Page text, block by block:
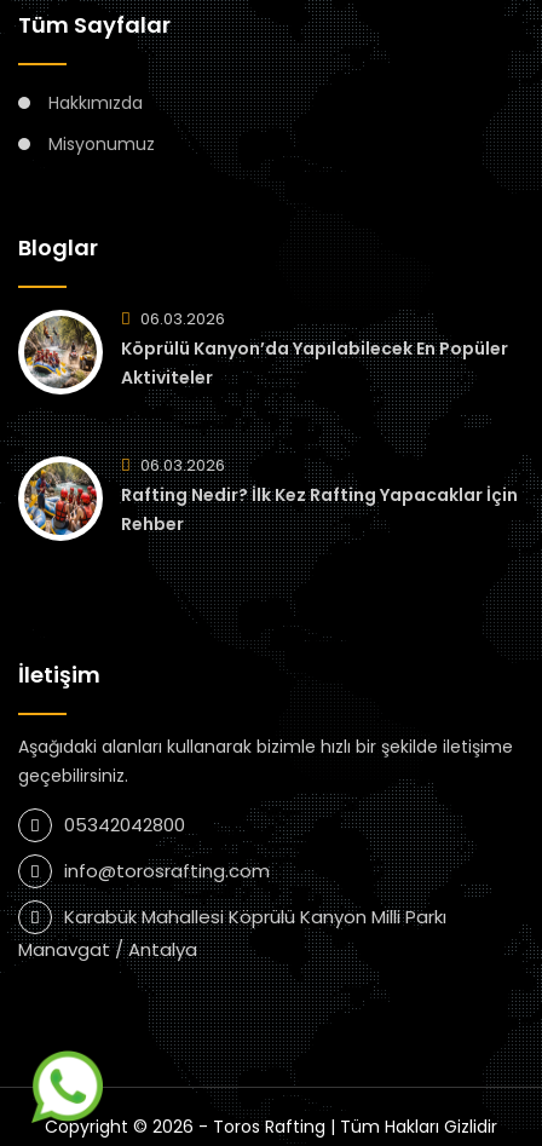
Tüm Sayfalar
Hakkımızda
Misyonumuz
Bloglar
06.03.2026
Köprülü Kanyon’da Yapılabilecek En Popüler
Aktiviteler
06.03.2026
Rafting Nedir? İlk Kez Rafting Yapacaklar İçin
Rehber
İletişim
Aşağıdaki alanları kullanarak bizimle hızlı bir şekilde iletişime
geçebilirsiniz.
05342042800
info@torosrafting.com
Karabük Mahallesi Köprülü Kanyon Milli Parkı
Manavgat / Antalya
Copyright © 2026 - Toros Rafting | Tüm Hakları Gizlidir